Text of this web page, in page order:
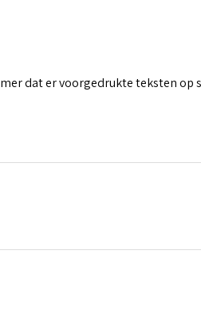
dat er voorgedrukte teksten op